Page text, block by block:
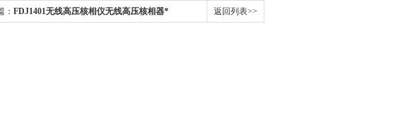
： FDJ1401无线高压核相仪无线高压核相器* 返回列表>>